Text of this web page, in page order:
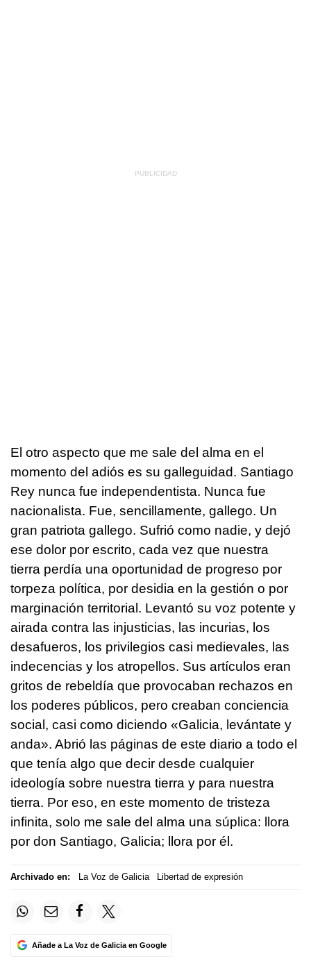
El otro aspecto que me sale del alma en el
momento del adiós es su galleguidad. Santiago
Rey nunca fue independentista. Nunca fue
nacionalista. Fue, sencillamente, gallego. Un
gran patriota gallego. Sufrió como nadie, y dejó
ese dolor por escrito, cada vez que nuestra
tierra perdía una oportunidad de progreso por
torpeza política, por desidia en la gestión o por
marginación territorial. Levantó su voz potente y
airada contra las injusticias, las incurias, los
desafueros, los privilegios casi medievales, las
indecencias y los atropellos. Sus artículos eran
gritos de rebeldía que provocaban rechazos en
los poderes públicos, pero creaban conciencia
social, casi como diciendo «Galicia, levántate y
anda». Abrió las páginas de este diario a todo el
que tenía algo que decir desde cualquier
ideología sobre nuestra tierra y para nuestra
tierra. Por eso, en este momento de tristeza
infinita, solo me sale del alma una súplica: llora
por don Santiago, Galicia; llora por él.
Archivado en: La Voz de Galicia Libertad de expresión
Añade a La Voz de Galicia en Google